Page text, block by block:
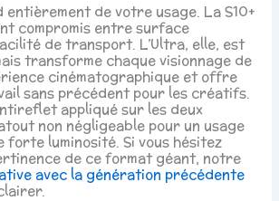
entièrement de votre usage. La S10+
compromis entre surface
de transport. L’Ultra, elle, est
transforme chaque visionnage de
cinématographique et offre
sans précédent pour les créatifs.
appliqué sur les deux
non négligeable pour un usage
forte luminosité. Si vous hésitez
de ce format géant, notre
avec la génération précédente